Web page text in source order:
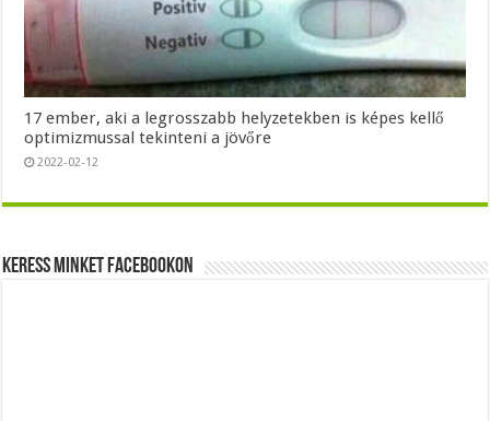
17 ember, aki a legrosszabb helyzetekben is képes kellő
optimizmussal tekinteni a jövőre
2022-02-12
Keress minket Facebookon